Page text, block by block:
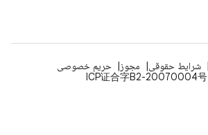
شرایط حقوقی مجوز
حریم خصوصی
ICP证合字B2-20070004号